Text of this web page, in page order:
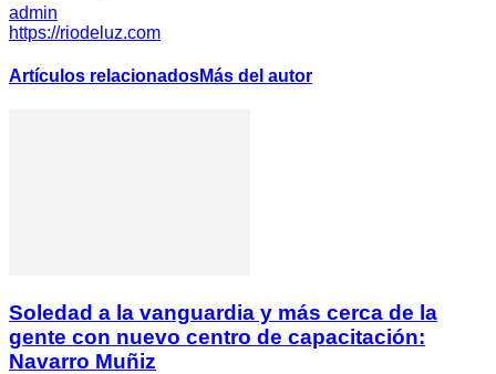
admin
https://riodeluz.com
Artículos relacionadosMás del autor
Soledad a la vanguardia y más cerca de la
gente con nuevo centro de capacitación:
Navarro Muñiz